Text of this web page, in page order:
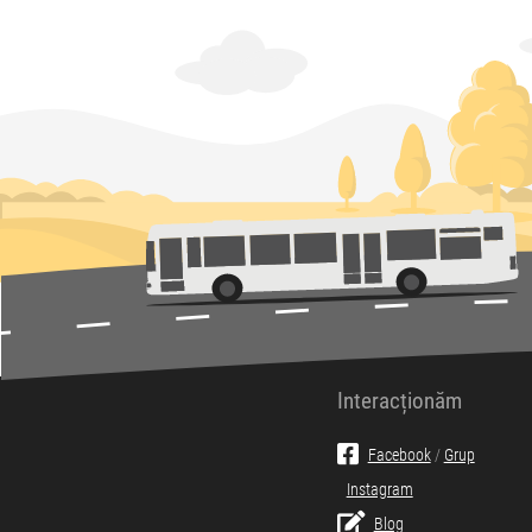
Interacționăm
Facebook/ Grup
Instagram
Blog